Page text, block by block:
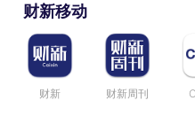
财新移动
财新 财新周刊